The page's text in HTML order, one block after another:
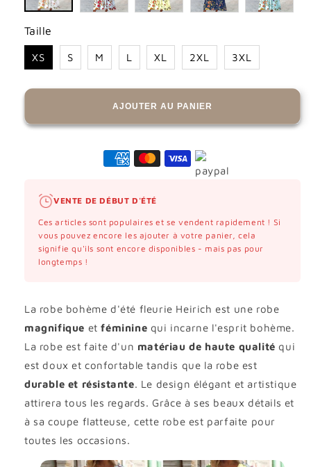
Taille
XS S M L XL 2XL 3XL
AJOUTER AU PANIER
VENTE DE DÉBUT D'ÉTÉ
Ces articles sont populaires et se vendent rapidement ! Si
vous pouvez encore les ajouter à votre panier, cela
signifie qu'ils sont encore disponibles - mais pas pour
longtemps !
La robe bohème d'été fleurie Heirich est une robe
magnifique etféminine qui incarne l'esprit bohème.
La robe est faite d'un matériau de haute qualité qui
est doux et confortable tandis que la robe est
durable et résistante. Le design élégant et artistique
attirera tous les regards. Grâce à ses beaux détails et
à sa coupe flatteuse, cette robe est parfaite pour
toutes les occasions.